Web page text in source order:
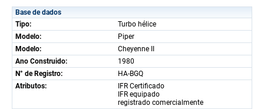
Base de dados
Tipo:
Turbo hélice
Modelo:
Piper
Modelo:
Cheyenne II
Ano Construido:
1980
N° de Registro:
HA-BGQ
Atributos:
IFR Certificado
IFR equipado
registrado comercialmente